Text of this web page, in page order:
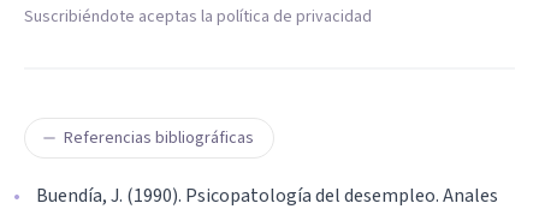
Suscribiéndote aceptas la política de privacidad
Referencias bibliográficas
Buendía, J. (1990). Psicopatología del desempleo. Anales